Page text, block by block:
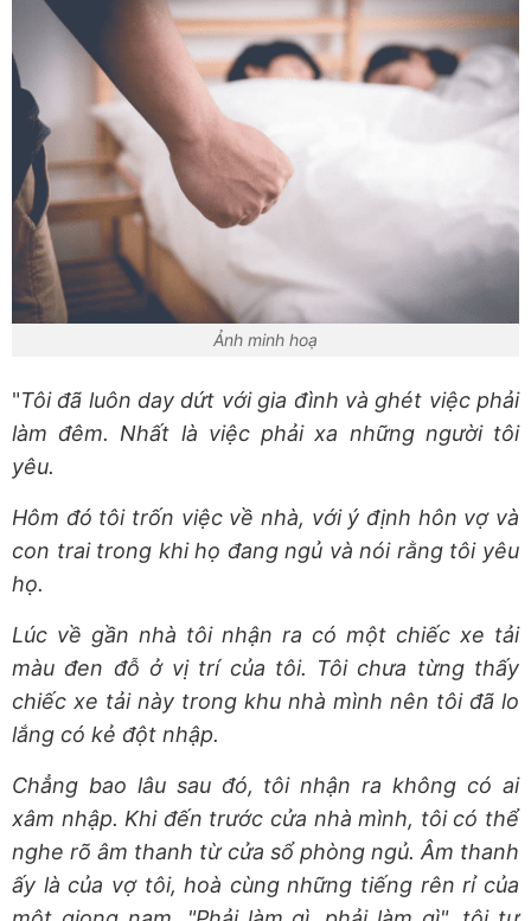
Ảnh minh hoạ
"Tôi đã luôn day dứt với gia đình và ghét việc phải
làm đêm. Nhất là việc phải xa những người tôi
yêu.
Hôm đó tôi trốn việc về nhà, với ý định hôn vợ và
con trai trong khi họ đang ngủ và nói rằng tôi yêu
họ.
Lúc về gần nhà tôi nhận ra có một chiếc xe tải
màu đen đỗ ở vị trí của tôi. Tôi chưa từng thấy
chiếc xe tải này trong khu nhà mình nên tôi đã lo
lắng có kẻ đột nhập.
Chẳng bao lâu sau đó, tôi nhận ra không có ai
xâm nhập. Khi đến trước cửa nhà mình, tôi có thể
nghe rõ âm thanh từ cửa sổ phòng ngủ. Âm thanh
ấy là của vợ tôi, hoà cùng những tiếng rên rỉ của